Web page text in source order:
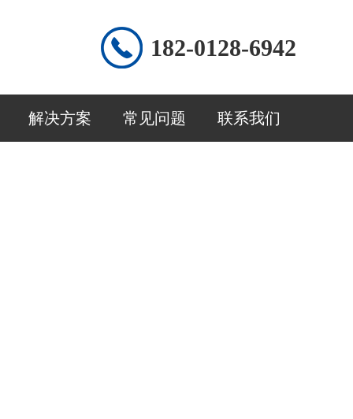
182-0128-6942
解决方案 常见问题 联系我们